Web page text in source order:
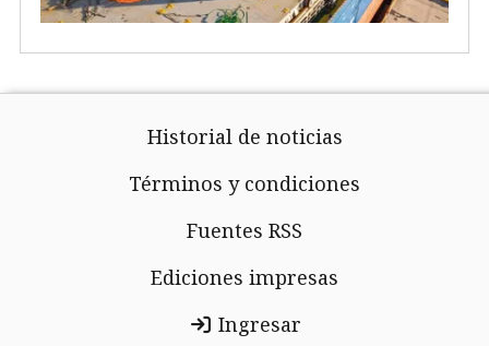
Historial de noticias
Términos y condiciones
Fuentes RSS
Ediciones impresas
Ingresar